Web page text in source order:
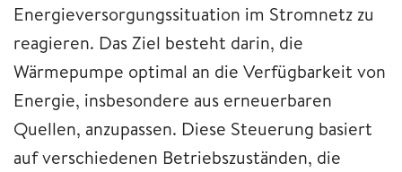
Energieversorgungssituation im Stromnetz zu
reagieren. Das Ziel besteht darin, die
Wärmepumpe optimal an die Verfügbarkeit von
Energie, insbesondere aus erneuerbaren
Quellen, anzupassen. Diese Steuerung basiert
auf verschiedenen Betriebszuständen, die